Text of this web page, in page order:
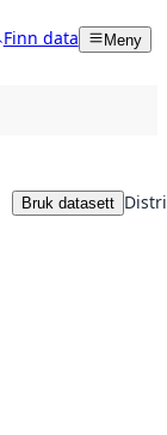
Finn data Meny
Bruk datasett